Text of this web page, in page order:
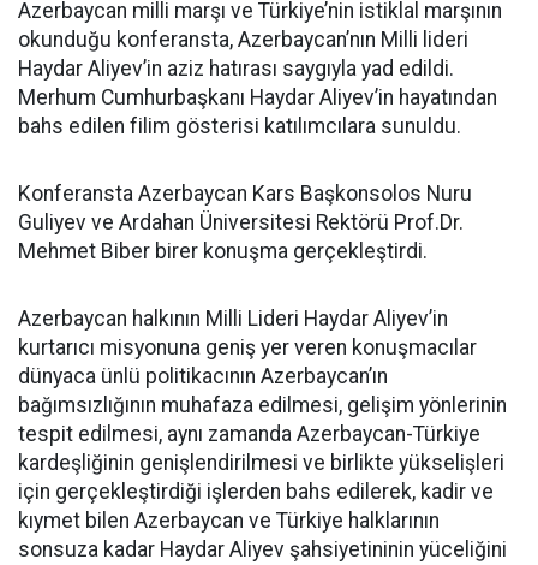
Azerbaycan milli marşı ve Türkiye’nin istiklal marşının
okunduğu konferansta, Azerbaycan’nın Milli lideri
Haydar Aliyev’in aziz hatırası saygıyla yad edildi.
Merhum Cumhurbaşkanı Haydar Aliyev’in hayatından
bahs edilen filim gösterisi katılımcılara sunuldu.
Konferansta Azerbaycan Kars Başkonsolos Nuru
Guliyev ve Ardahan Üniversitesi Rektörü Prof.Dr.
Mehmet Biber birer konuşma gerçekleştirdi.
Azerbaycan halkının Milli Lideri Haydar Aliyev’in
kurtarıcı misyonuna geniş yer veren konuşmacılar
dünyaca ünlü politikacının Azerbaycan’ın
bağımsızlığının muhafaza edilmesi, gelişim yönlerinin
tespit edilmesi, aynı zamanda Azerbaycan-Türkiye
kardeşliğinin genişlendirilmesi ve birlikte yükselişleri
için gerçekleştirdiği işlerden bahs edilerek, kadir ve
kıymet bilen Azerbaycan ve Türkiye halklarının
sonsuza kadar Haydar Aliyev şahsiyetininin yüceliğini